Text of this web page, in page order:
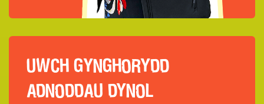
UWCH GYNGHORYDD
ADNODDAU DYNOL